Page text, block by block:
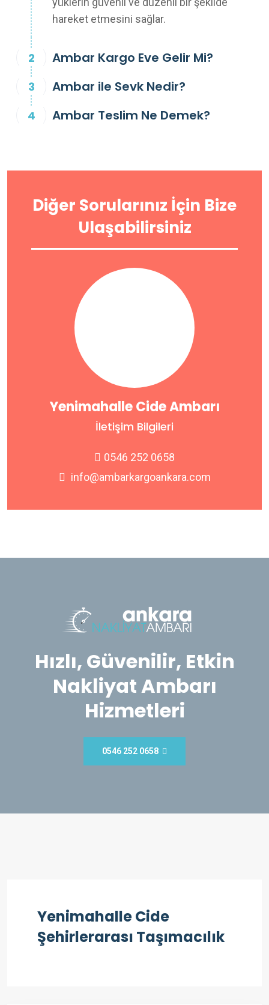
hareket etmesini sağlar.
Ambar Kargo Eve Gelir Mi?
Ambar ile Sevk Nedir?
Ambar Teslim Ne Demek?
Diğer Sorularınız İçin Bize
Ulaşabilirsiniz
Yenimahalle Cide Ambarı
İletişim Bilgileri
0546 252 0658
info@ambarkargoankara.com
Hızlı, Güvenilir, Etkin
Nakliyat Ambarı
Hizmetleri
0546 252 0658
Yenimahalle Cide
Şehirlerarası Taşımacılık